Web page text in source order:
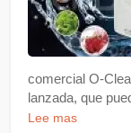
comercial O-
lanzada, que
Lee mas